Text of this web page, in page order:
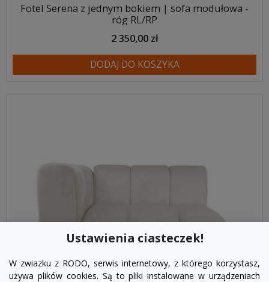
Fotel Serena z jednym bokiem | sofa modułowa -
róg RL/RP
2 350,00 zł
DODAJ DO KOSZYKA
Ustawienia ciasteczek!
W zwiazku z RODO, serwis internetowy, z którego korzystasz,
używa plików cookies. Są to pliki instalowane w urządzeniach